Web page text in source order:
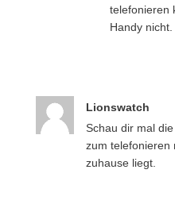
telefonieren
Handy nicht.
Lionswatch
Schau dir mal
zum telefonieren
zuhause liegt.